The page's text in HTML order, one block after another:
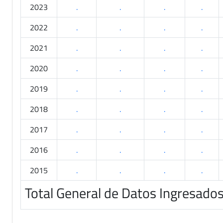
2023
. . . .
2022
. . . .
2021
. . . .
2020
. . . .
2019
. . . .
2018
. . . .
2017
. . . .
2016
. . . .
2015
. . . .
Total General de Datos Ingresados